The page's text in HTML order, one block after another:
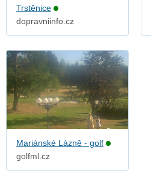
Trstěnice
dopravniinfo.cz
Mariánské Lázně - golf
golfml.cz